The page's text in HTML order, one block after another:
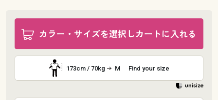
カラー・サイズを選択しカートに入れる
173cm / 70kg M Find your size